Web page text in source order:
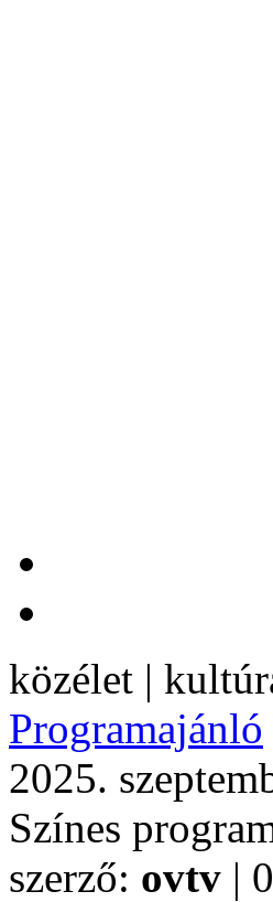
közélet |
Programajánló
2025.
Színes
szerző: ovtv |